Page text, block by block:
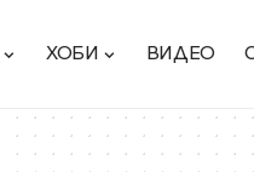
ХОБИ ВИДЕО